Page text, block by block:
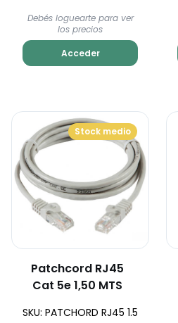
Debés loguearte para ver
los precios
Acceder
Stock medio
Patchcord RJ45
Cat 5e 1,50 MTS
SKU: PATCHORD RJ45 1.5